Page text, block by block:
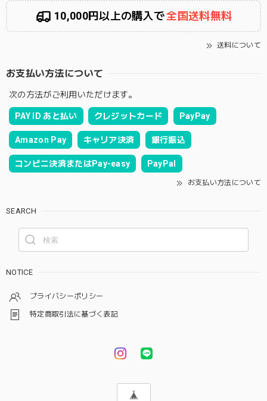
10,000円以上の購入で全国送料無料
送料について
お支払い方法について
次の方法がご利用いただけます。
PAY ID あと払い クレジットカード PayPay
Amazon Pay キャリア決済 銀行振込
コンビニ決済またはPay-easy PayPal
お支払い方法について
SEARCH
NOTICE
プライバシーポリシー
特定商取引法に基づく表記